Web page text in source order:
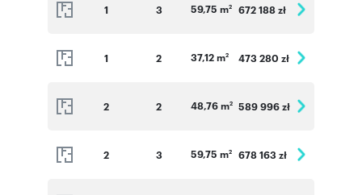
1 3 59,75 m2 672 188 zł
1 2 37,12 m2 473 280 zł
2 2 48,76 m2 589 996 zł
2 3 59,75 m2 678 163 zł